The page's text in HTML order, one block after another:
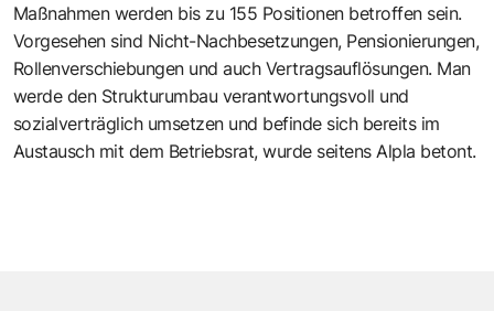
Maßnahmen werden bis zu 155 Positionen betroffen sein.
Vorgesehen sind Nicht-Nachbesetzungen, Pensionierungen,
Rollenverschiebungen und auch Vertragsauflösungen. Man
werde den Strukturumbau verantwortungsvoll und
sozialverträglich umsetzen und befinde sich bereits im
Austausch mit dem Betriebsrat, wurde seitens Alpla betont.